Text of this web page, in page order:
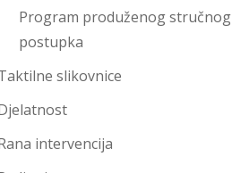
Program produženog stručnog
postupka
slikovnice
intervencija